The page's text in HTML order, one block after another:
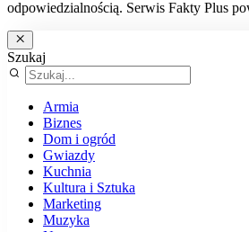
odpowiedzialnością. Serwis Fakty Plus
Szukaj
Armia
Biznes
Dom i ogród
Gwiazdy
Kuchnia
Kultura i Sztuka
Marketing
Muzyka